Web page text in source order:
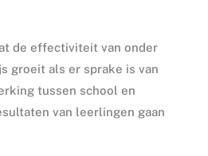
de effectiviteit van onder
groeit als er sprake is van
tussen school en
van leerlingen gaan